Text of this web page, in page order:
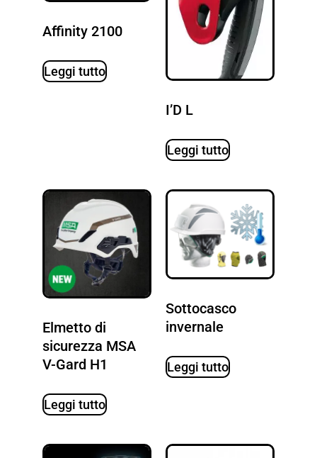
Affinity 2100
Leggi tutto
I’D L
Leggi tutto
Elmetto di
sicurezza MSA
V-Gard H1
Leggi tutto
Sottocasco
invernale
Leggi tutto